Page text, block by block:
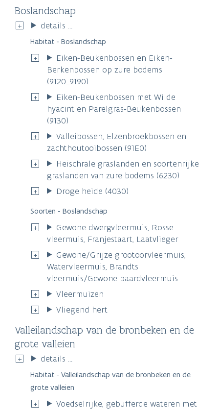
Boslandschap
details ...
Habitat - Boslandschap
Eiken-Beukenbossen en Eiken-
Berkenbossen op zure bodems
(9120_9190)
Eiken-Beukenbossen met Wilde
hyacint en Parelgras-Beukenbossen
(9130)
Valleibossen, Elzenbroekbossen en
zachthoutooibossen (91E0)
Heischrale graslanden en soortenrijke
graslanden van zure bodems (6230)
Droge heide (4030)
Soorten - Boslandschap
Gewone dwergvleermuis, Rosse
vleermuis, Franjestaart, Laatvlieger
Gewone/Grijze grootoorvleermuis,
Watervleermuis, Brandts
vleermuis/Gewone baardvleermuis
Vleermuizen
Vliegend hert
Valleilandschap van de bronbeken en de
grote valleien
details ...
Habitat - Valleilandschap van de bronbeken en de
grote valleien
Voedselrijke, gebufferde wateren met